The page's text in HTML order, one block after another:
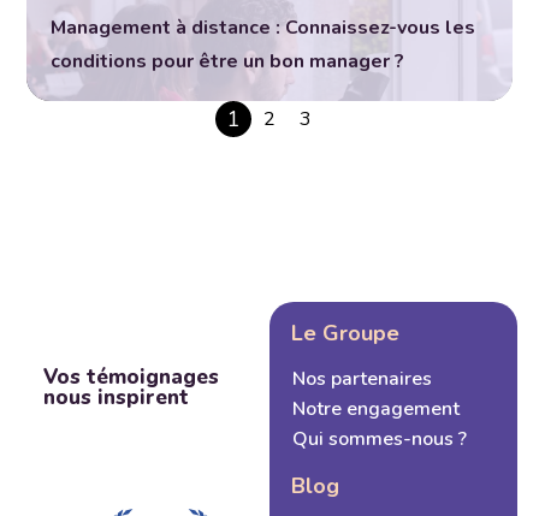
Management à distance : Connaissez-vous les
conditions pour être un bon manager ?
1 2 3
Vos témoignages
nous inspirent
Le Groupe
Nos partenaires
Notre engagement
Qui sommes-nous ?
Blog